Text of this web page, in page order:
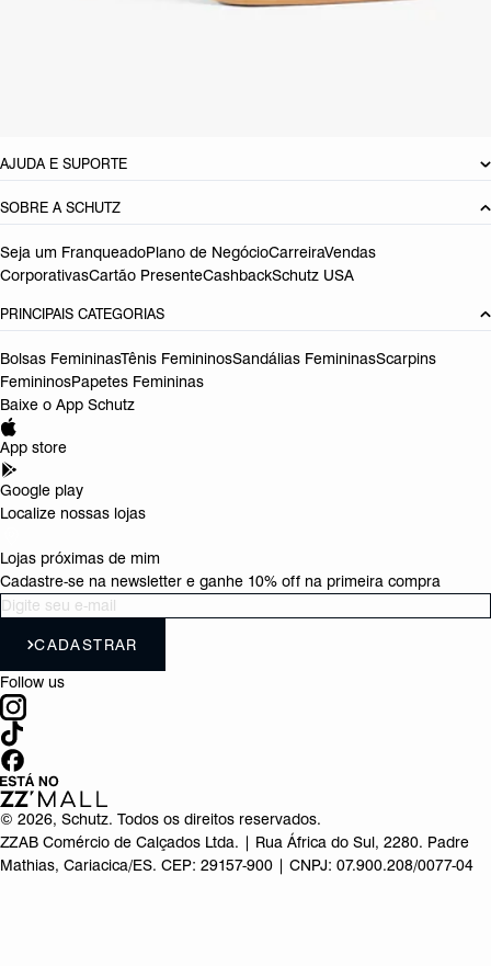
AJUDA E SUPORTE
SOBRE A SCHUTZ
Seja um FranqueadoPlano de NegócioCarreiraVendas
CorporativasCartão PresenteCashbackSchutz USA
PRINCIPAIS CATEGORIAS
Bolsas FemininasTênis FemininosSandálias FemininasScarpins
FemininosPapetes Femininas
Baixe o App Schutz
App store
Google play
Localize nossas lojas
Lojas próximas de mim
Cadastre-se na newsletter e ganhe 10% off na primeira compra
CADASTRAR
Follow us
© 2026, Schutz. Todos os direitos reservados.
ZZAB Comércio de Calçados Ltda. | Rua África do Sul, 2280. Padre
Mathias, Cariacica/ES. CEP: 29157-900 | CNPJ: 07.900.208/0077-04